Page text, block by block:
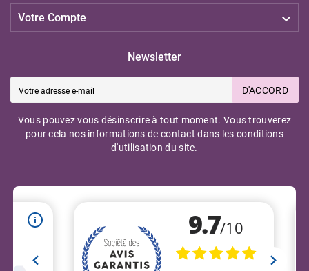
Votre Compte 
Newsletter
D'ACCORD
Vous pouvez vous désinscrire à tout moment. Vous trouverez
pour cela nos informations de contact dans les conditions
d'utilisation du site.